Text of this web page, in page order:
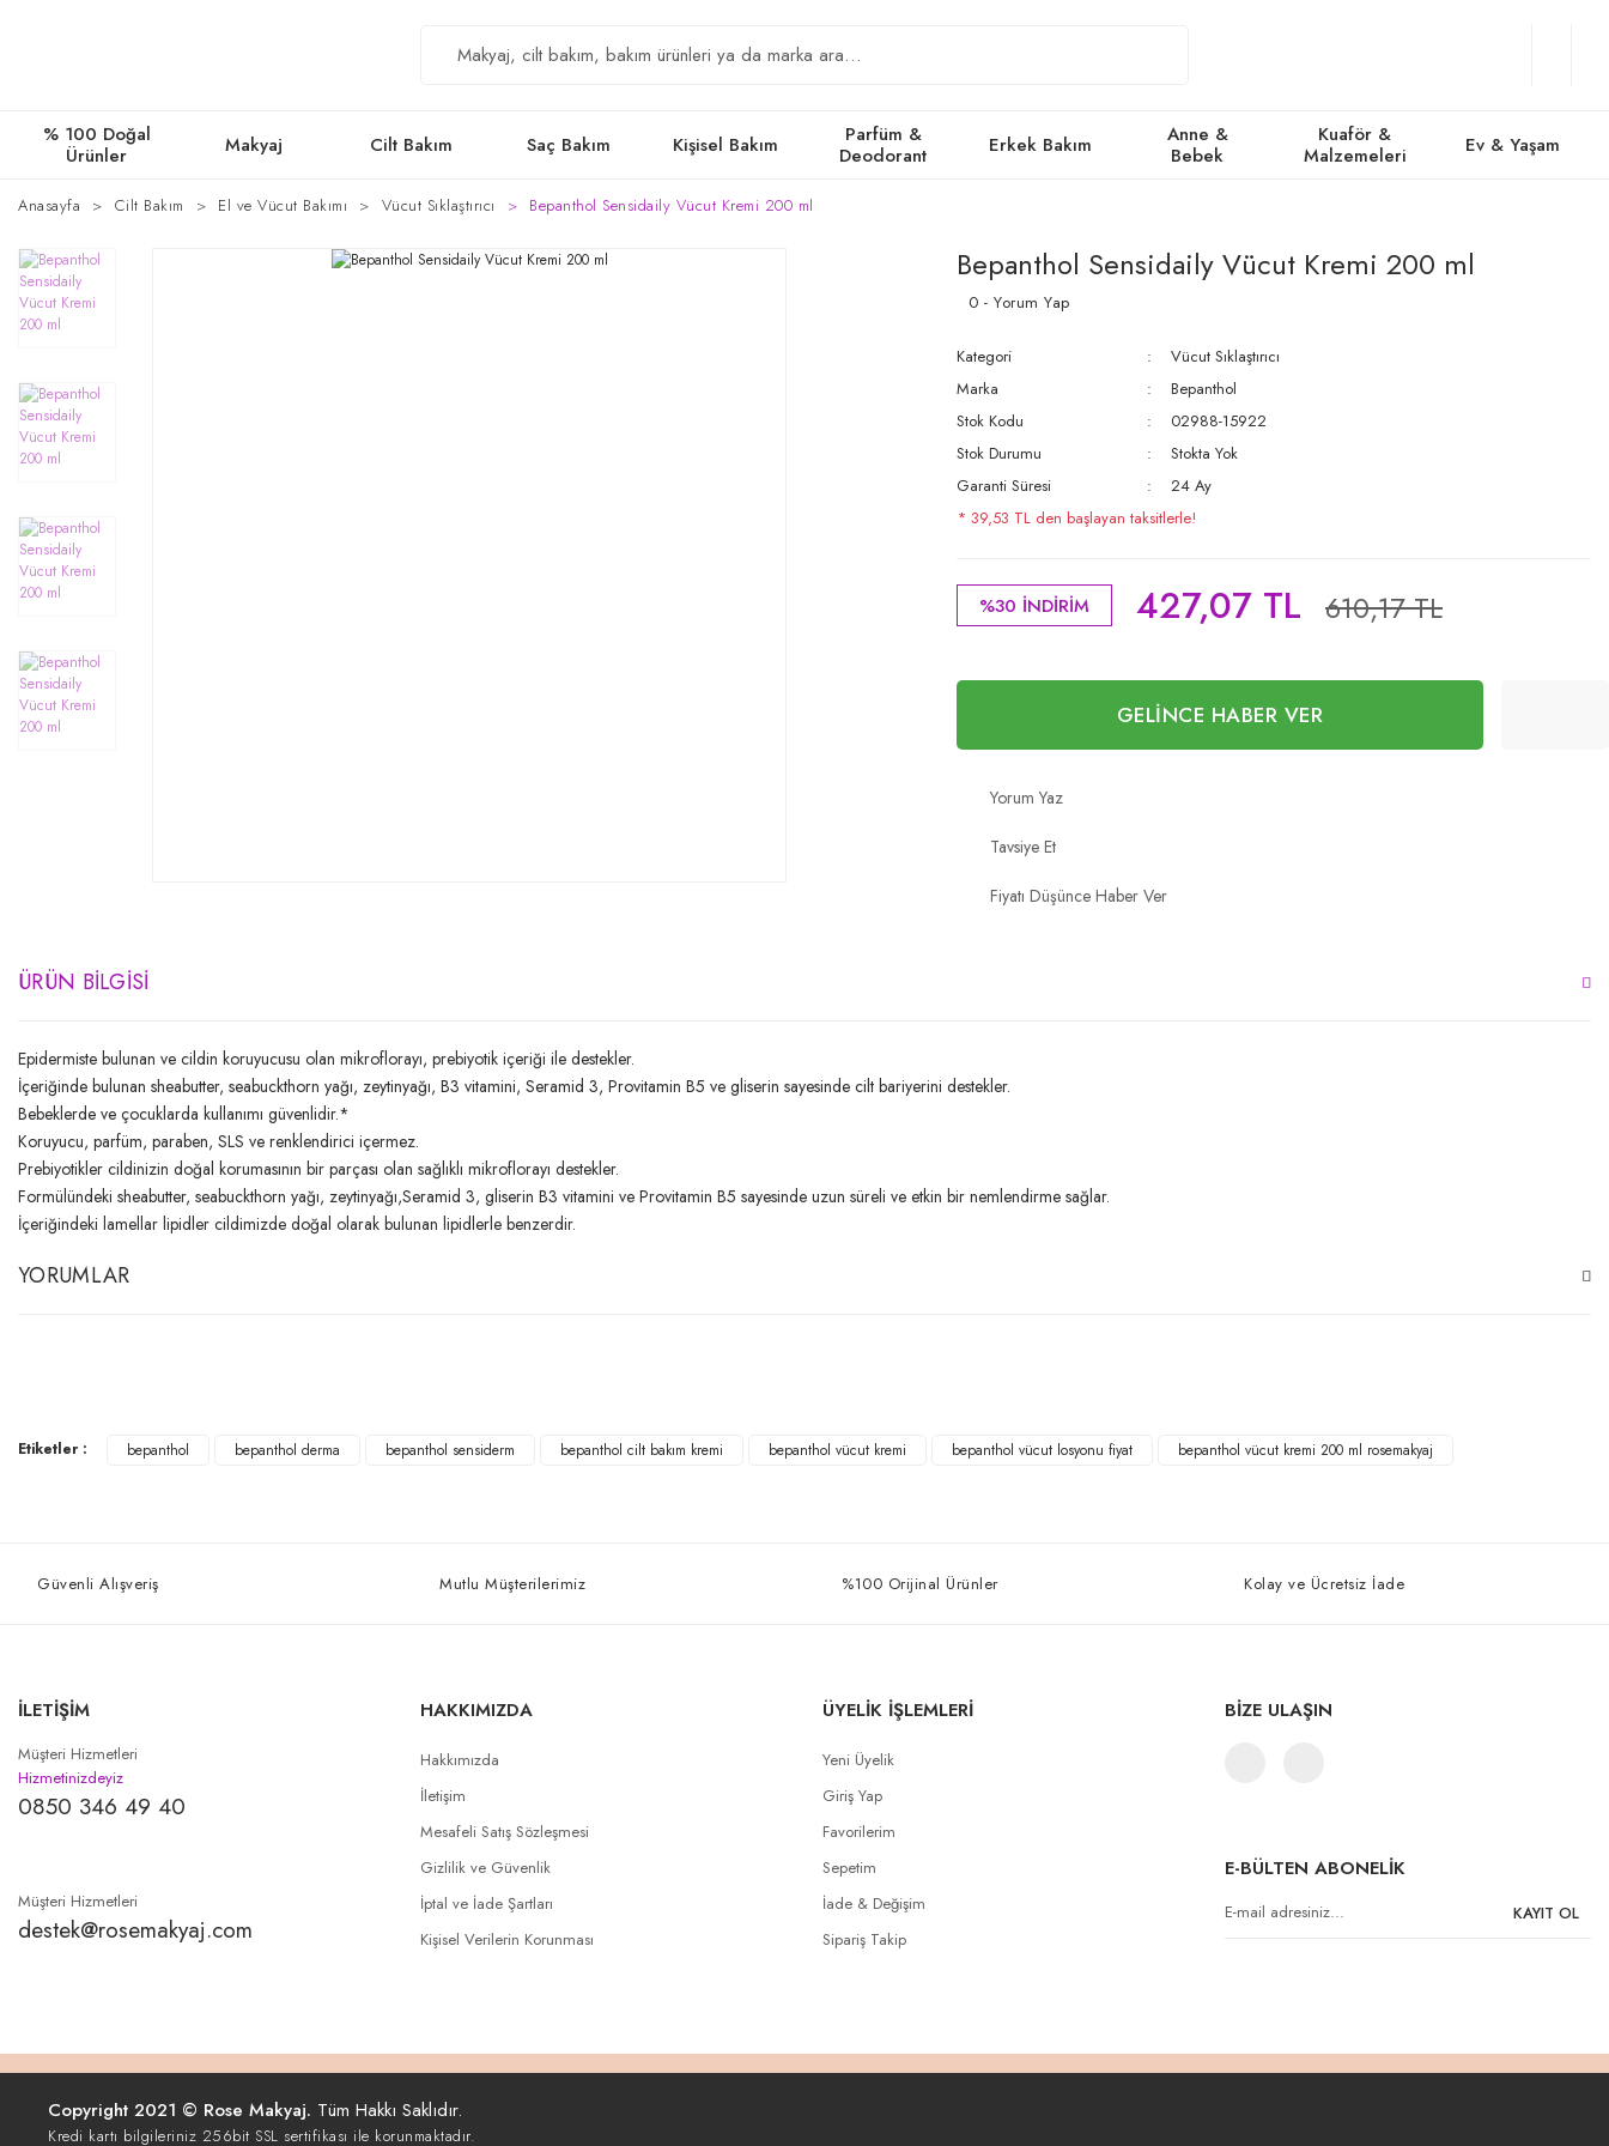
% 100 Doğal
Ürünler
Makyaj Cilt Bakım Saç Bakım Kişisel Bakım
Parfüm &
Deodorant
Erkek Bakım
Anne &
Bebek
Kuaför &
Malzemeleri
Ev & Yaşam
Anasayfa Cilt Bakım El ve Vücut Bakımı Vücut Sıklaştırıcı Bepanthol Sensidaily Vücut Kremi 200 ml
Bepanthol Sensidaily Vücut Kremi 200 ml
0 - Yorum Yap
Kategori
Vücut Sıklaştırıcı
Marka
Bepanthol
Stok Kodu
02988-15922
Stok Durumu
Stokta Yok
Garanti Süresi
24 Ay
* 39,53 TL den başlayan taksitlerle!
%30 İNDİRİM 427,07 TL 610,17 TL
GELİNCE HABER VER
Yorum Yaz
Tavsiye Et
Fiyatı Düşünce Haber Ver
ÜRÜN BILGISI
Epidermiste bulunan ve cildin koruyucusu olan mikroflorayı, prebiyotik içeriği ile destekler.
İçeriğinde bulunan sheabutter, seabuckthorn yağı, zeytinyağı, B3 vitamini, Seramid 3, Provitamin B5 ve gliserin sayesinde cilt bariyerini destekler.
Bebeklerde ve çocuklarda kullanımı güvenlidir.*
Koruyucu, parfüm, paraben, SLS ve renklendirici içermez.
Prebiyotikler cildinizin doğal korumasının bir parçası olan sağlıklı mikroflorayı destekler.
Formülündeki sheabutter, seabuckthorn yağı, zeytinyağı,Seramid 3, gliserin B3 vitamini ve Provitamin B5 sayesinde uzun süreli ve etkin bir nemlendirme sağlar.
İçeriğindeki lamellar lipidler cildimizde doğal olarak bulunan lipidlerle benzerdir.
YORUMLAR
Yorum Yaz
Etiketler : bepanthol bepanthol derma bepanthol sensiderm bepanthol cilt bakım kremi bepanthol vücut kremi bepanthol vücut losyonu fiyat bepanthol vücut kremi 200 ml rosemakyaj
Güvenli Alışveriş Mutlu Müşterilerimiz %100 Orijinal Ürünler Kolay ve Ücretsiz İade
İLETİŞİM
Müşteri Hizmetleri
Hizmetinizdeyiz
0850 346 49 40
Müşteri Hizmetleri
destek@rosemakyaj.com
HAKKIMIZDA
Hakkımızda
İletişim
Mesafeli Satış Sözleşmesi
Gizlilik ve Güvenlik
İptal ve İade Şartları
Kişisel Verilerin Korunması
ÜYELİK İŞLEMLERİ
Yeni Üyelik
Giriş Yap
Favorilerim
Sepetim
İade & Değişim
Sipariş Takip
BİZE ULAŞIN
E-BÜLTEN ABONELİK
KAYIT OL
Copyright 2021 © Rose Makyaj. Tüm Hakkı Saklıdır.
Kredi kartı bilgileriniz 256bit SSL sertifikası ile korunmaktadır.